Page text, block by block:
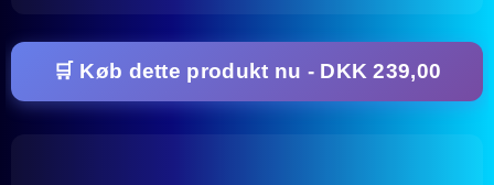
🛒 Køb dette produkt nu - DKK 239,00